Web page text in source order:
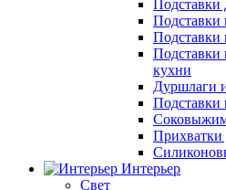
Подставки
Подставки
Подставки
Подставки
кухни
Дуршлаги
Подставки
Прихватки
Интерьер
Свет